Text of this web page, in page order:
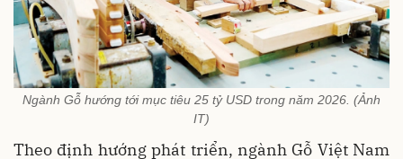
Ngành Gỗ hướng tới mục tiêu 25 tỷ USD trong năm 2026. (Ảnh
IT)
Theo định hướng phát triển, ngành Gỗ Việt Nam